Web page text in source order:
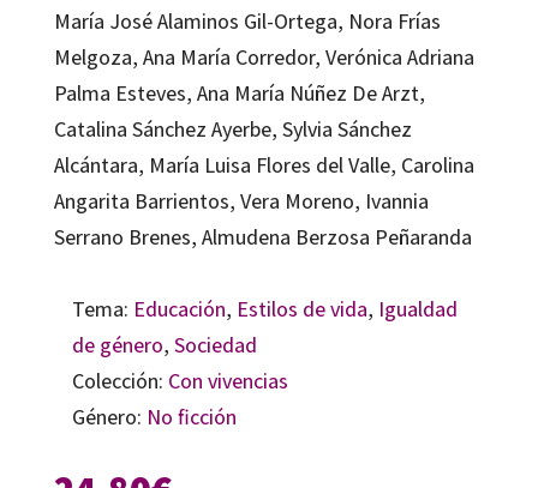
María José Alaminos Gil-Ortega, Nora Frías
Melgoza, Ana María Corredor, Verónica Adriana
Palma Esteves, Ana María Núñez De Arzt,
Catalina Sánchez Ayerbe, Sylvia Sánchez
Alcántara, María Luisa Flores del Valle, Carolina
Angarita Barrientos, Vera Moreno, Ivannia
Serrano Brenes, Almudena Berzosa Peñaranda
Tema: Educación, Estilos de vida, Igualdad
de género, Sociedad
Colección: Con vivencias
Género: No ficción